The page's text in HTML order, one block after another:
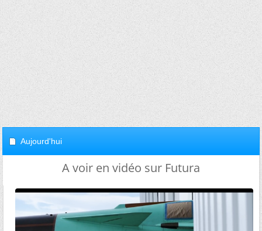
Aujourd'hui
A voir en vidéo sur Futura